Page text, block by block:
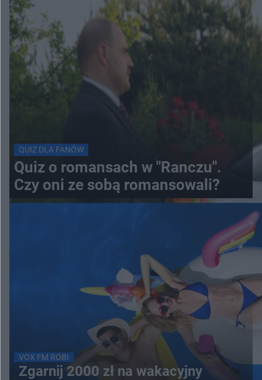
QUIZ DLA FANÓW
Quiz o romansach w "Ranczu".
Czy oni ze sobą romansowali?
VOX FM ROBI
Zgarnij 2000 zł na wakacyjny